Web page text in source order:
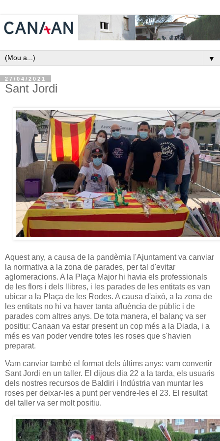
▼
27/04/2021
Sant Jordi
Aquest any, a causa de la pandèmia l'Ajuntament va canviar
la normativa a la zona de parades, per tal d'evitar
aglomeracions. A la Plaça Major hi havia els professionals
de les flors i dels llibres, i les parades de les entitats es van
ubicar a la Plaça de les Rodes. A causa d'això, a la zona de
les entitats no hi va haver tanta afluència de públic i de
parades com altres anys. De tota manera, el balanç va ser
positiu: Canaan va estar present un cop més a la Diada, i a
més es van poder vendre totes les roses que s'havien
preparat.
Vam canviar també el format dels últims anys: vam convertir
Sant Jordi en un taller. El dijous dia 22 a la tarda, els usuaris
dels nostres recursos de Baldiri i Indústria van muntar les
roses per deixar-les a punt per vendre-les el 23. El resultat
del taller va ser molt positiu.